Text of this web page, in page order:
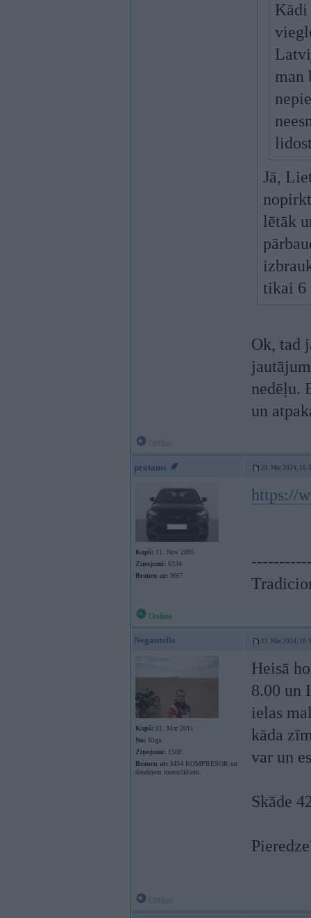
Kādi
man
Jā,
lētāk
tikai 6
Ok, tad
nedēļu.
un
protams 20. Mar 2024,
Kopš: 11. Nov 2005
Ziņojumi: 6334
Braucu ar: NS7
https://
Online
Negantelis 21. Mar 2024,
Kopš: 01. Mar 2011
No: Rīga
Ziņojumi: 1508
Braucu ar: M54 KOMPRESOR un
daudziem motocikliem.
Heisā
8.00 un
ielas
kāda
var un
Skāde